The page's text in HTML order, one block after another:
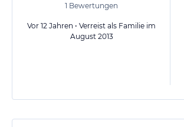
1 Bewertungen
Vor 12 Jahren • Verreist als Familie im
August 2013